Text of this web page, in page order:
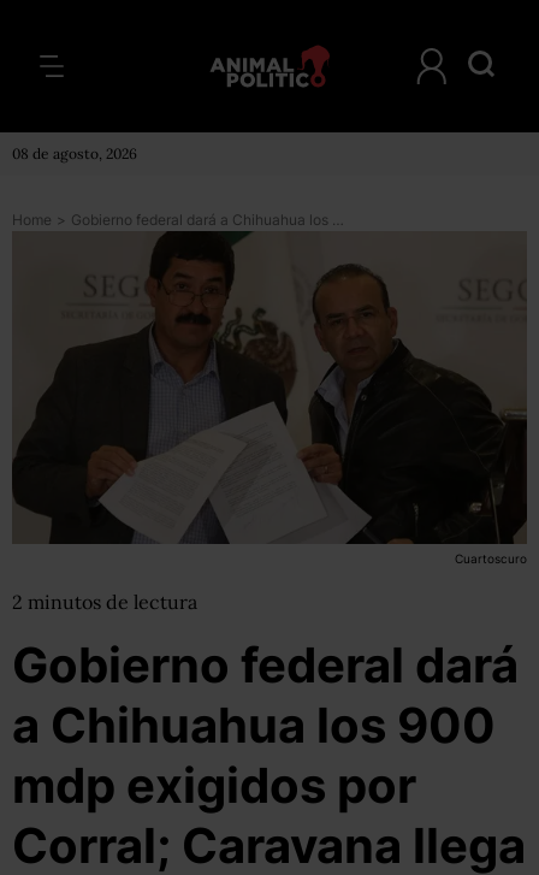
08 de agosto, 2026
Home > Gobierno federal dará a Chihuahua los 900 mdp exigidos por Corral; Caravana llega a la CDMX
Cuartoscuro
2 minutos de lectura
Gobierno federal dará
a Chihuahua los 900
mdp exigidos por
Corral; Caravana llega